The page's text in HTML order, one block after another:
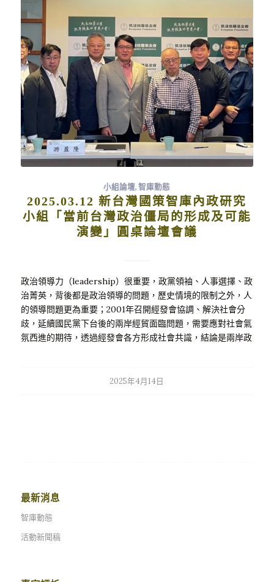
美國的產品是為了因應在地客戶要求，包括國防安全相關產品
的需求為主。 台積電生產線移轉美國問題，早在川普1.0的
2017年甚至更早就已經開始，當時川普有DARPA的一些提升
計畫，台積電就有相當深入地參與研發；台積電宣佈投資美
國，已經確定興建先進製程工廠有三座，還有一座研發中心，
主要功能是為了驅動人工智慧的未來，未來川普任期內跟AI、
半導體有關的措施會愈來愈多，因為AI半導體就是國安；台積
電前進美國設廠生產，是不是來自川普的壓力？實際上川普並
未直接施壓台積電，只要看台積電有70％的市場在美國，就可
以看出美國客戶的影響是很清楚的；台積電的美國生產未來將
與台灣形成犄角之勢，因為台積電要滿足金字塔頂端客戶的產
沒有的發展機會，台積電在美國設廠不但可以分散風險，更可
以有擴大技術層次與領域的效益，台積電美國廠可以比擬為哥
倫布，將會拓展新大陸並回饋整個台積電生產鏈。 「美積
電」也是許多人討論的問題，只要是維持獨立經營就沒有美積
題似乎不大，頂多就是台積電市佔率下降，但是非和平時期才
是真正考驗，我們是不是需要有所準備；台積電不得不到美國
生產，最大壓力是來自以特殊產品為中心，還有發展下世代產
品的需求，最重要原因是持續的科研耗費昂貴，只有少數專家
可以進行探索試誤（TRY…
小組論壇,智庫動態
2025.03.12 新台灣國策智庫內政研究
小組「當前台灣政治僵局的形成及可能
演變」圓桌論壇會議
政治領導力（leadership）很重要，政黨領袖、人事選擇、政
治菁英，背後都是政治領導的問題，歷史情境的限制之外，人
的領導問題更為重要；2001年召開經發會協調、解決社會分
歧，延續國民黨下台後的兩岸經貿面臨問題，需要應對社會氣
氛西進的期待，透過經發會各方形成社會共識，結論是兩岸政
都沒做，已經做的社會卻沒有感覺，所以現在政府談不上改
授主編的「民主鞏固與崩潰：台灣二十一世紀的挑戰」，討論
介紹1980年代以來的全球新興民主浪潮，反思台灣歷史經驗
的特殊性之下，複雜曲折的台灣民主化之路，規劃台灣理想的
憲政體制藍圖，提出面對未來的國家社會願景。 目前的政治
2025年4月14日
最新消息
智庫動態
活動新聞稿